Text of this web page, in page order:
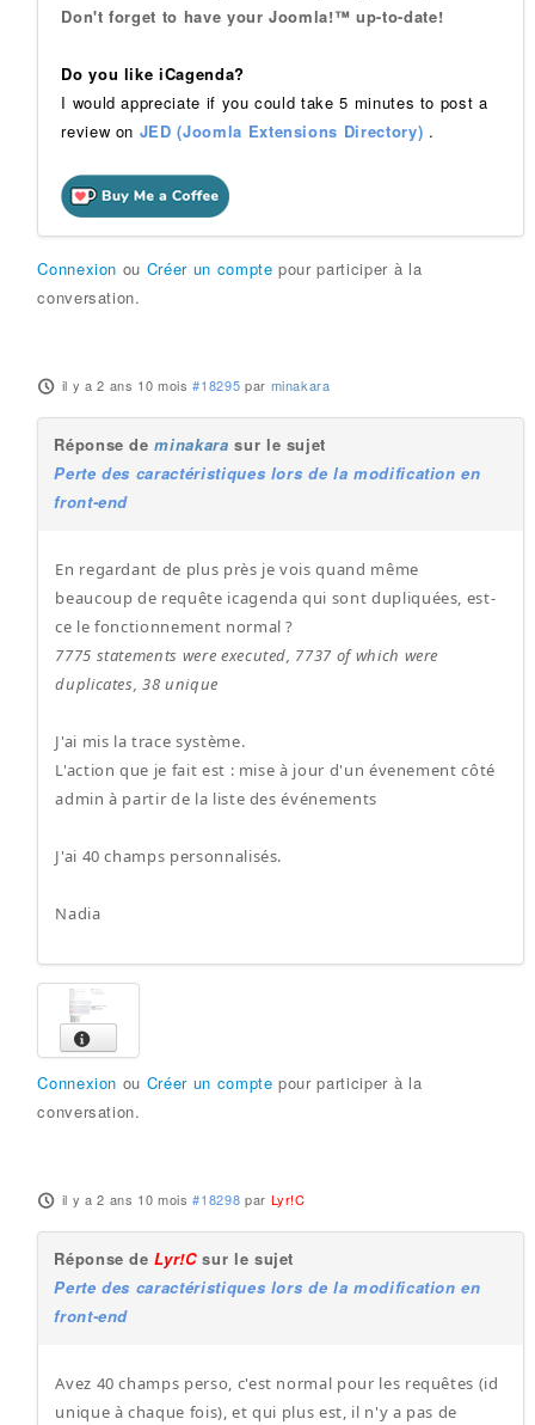
Don't forget to have your Joomla!™ up-to-date!
Do you like iCagenda?
I would appreciate if you could take 5 minutes to post a
review on JED (Joomla Extensions Directory) .
Connexion ou Créer un compte pour participer à la
conversation.
il y a 2 ans 10 mois #18295 par minakara
Réponse deminakara sur le sujet
Perte des caractéristiques lors de la modification en
front-end
En regardant de plus près je vois quand même
beaucoup de requête icagenda qui sont dupliquées, est-
ce le fonctionnement normal ?
7775 statements were executed, 7737 of which were
duplicates, 38 unique
J'ai mis la trace système.
L'action que je fait est : mise à jour d'un évenement côté
admin à partir de la liste des événements
J'ai 40 champs personnalisés.
Nadia
Connexion ou Créer un compte pour participer à la
conversation.
il y a 2 ans 10 mois #18298 par Lyr!C
Réponse deLyr!Csur le sujet
Perte des caractéristiques lors de la modification en
front-end
Avez 40 champs perso, c'est normal pour les requêtes (id
unique à chaque fois), et qui plus est, il n'y a pas de